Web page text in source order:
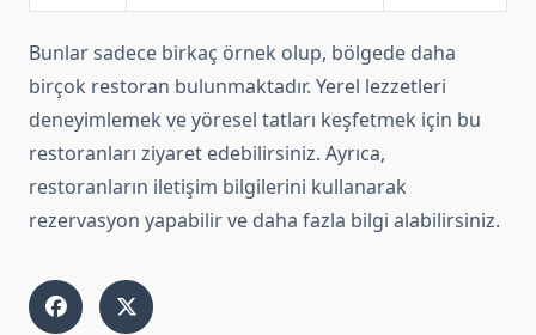
Bunlar sadece birkaç örnek olup, bölgede daha
birçok restoran bulunmaktadır. Yerel lezzetleri
deneyimlemek ve yöresel tatları keşfetmek için bu
restoranları ziyaret edebilirsiniz. Ayrıca,
restoranların iletişim bilgilerini kullanarak
rezervasyon yapabilir ve daha fazla bilgi alabilirsiniz.